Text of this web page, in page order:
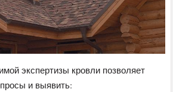
экспертизы кровли позволяет
и выявить: